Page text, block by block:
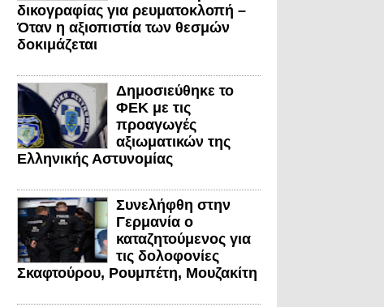
δικογραφίας για ρευματοκλοπή –
Όταν η αξιοπιστία των θεσμών
δοκιμάζεται
Δημοσιεύθηκε το
ΦΕΚ με τις
προαγωγές
αξιωματικών της
Ελληνικής Αστυνομίας
Συνελήφθη στην
Γερμανία ο
καταζητούμενος για
τις δολοφονίες
Σκαφτούρου, Ρουμπέτη, Μουζακίτη